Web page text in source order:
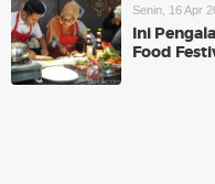
Senin, 16 Apr
Ini
Food